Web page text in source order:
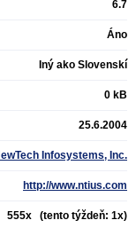
6.7
Áno
Iný ako Slovenskí
0 kB
25.6.2004
Infosystems, Inc.
http://www.ntius.com
555x (tento týždeň: 1x)